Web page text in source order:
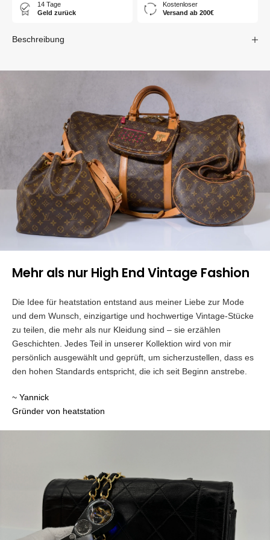
14 Tage
Geld zurück
Kostenloser
Versand ab 200€
Beschreibung
Mehr als nur High End Vintage Fashion
Die Idee für heatstation entstand aus meiner Liebe zur Mode
und dem Wunsch, einzigartige und hochwertige Vintage-Stücke
zu teilen, die mehr als nur Kleidung sind – sie erzählen
Geschichten. Jedes Teil in unserer Kollektion wird von mir
persönlich ausgewählt und geprüft, um sicherzustellen, dass es
den hohen Standards entspricht, die ich seit Beginn anstrebe.
~ Yannick
Gründer von heatstation